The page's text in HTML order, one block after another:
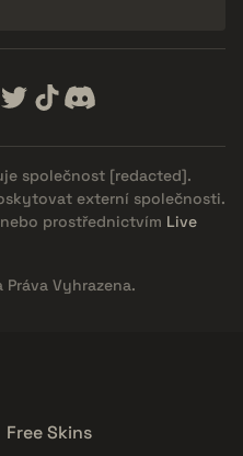
společnost [redacted].
externí společnosti.
nebo prostřednictvím Live
Vyhrazena.
Free Skins